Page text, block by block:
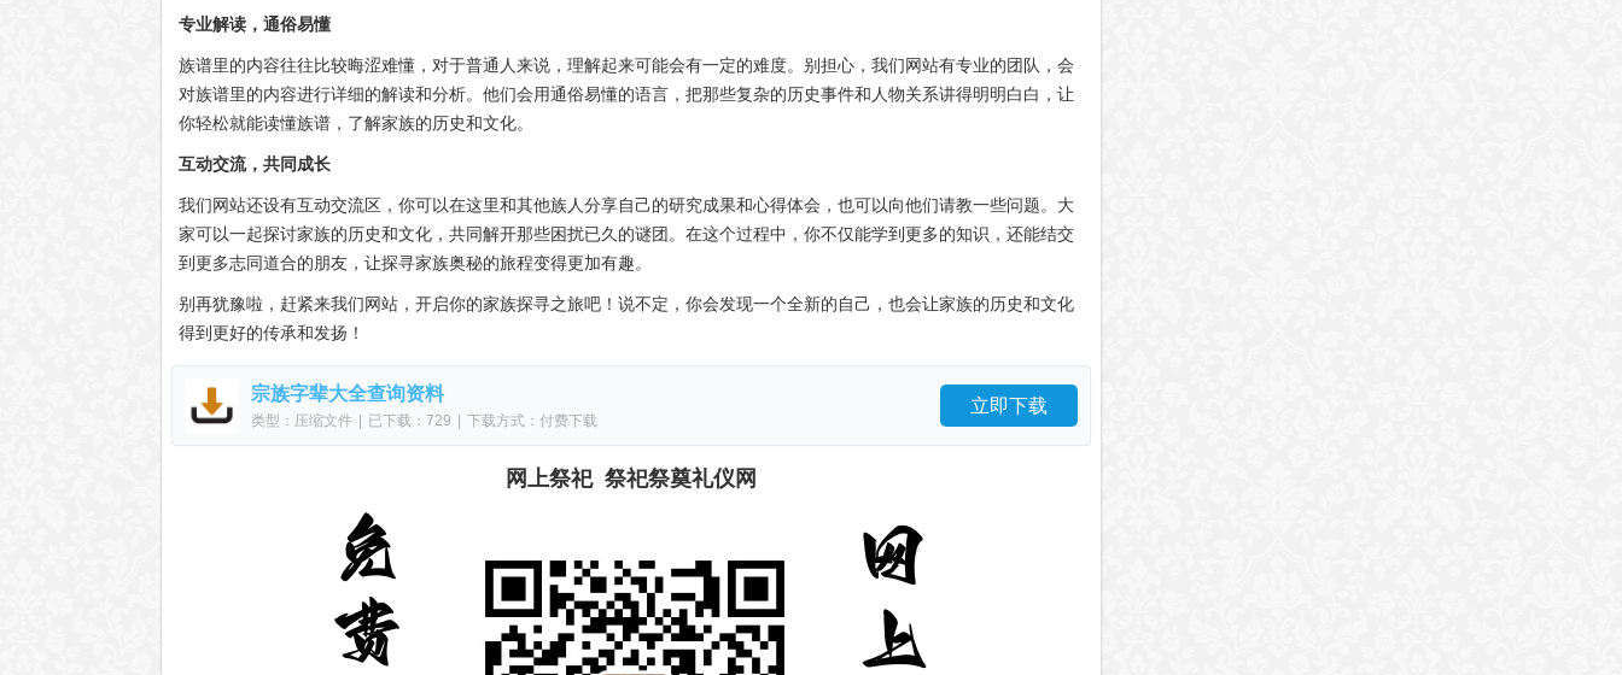
专业解读，通俗易懂
族谱里的内容往往比较晦涩难懂，对于普通人来说，理解起来可能会有一定的难度。别担心，我们网站有专业的团队，会
对族谱里的内容进行详细的解读和分析。他们会用通俗易懂的语言，把那些复杂的历史事件和人物关系讲得明明白白，让
你轻松就能读懂族谱，了解家族的历史和文化。
互动交流，共同成长
我们网站还设有互动交流区，你可以在这里和其他族人分享自己的研究成果和心得体会，也可以向他们请教一些问题。大
家可以一起探讨家族的历史和文化，共同解开那些困扰已久的谜团。在这个过程中，你不仅能学到更多的知识，还能结交
到更多志同道合的朋友，让探寻家族奥秘的旅程变得更加有趣。
别再犹豫啦，赶紧来我们网站，开启你的家族探寻之旅吧！说不定，你会发现一个全新的自己，也会让家族的历史和文化
得到更好的传承和发扬！
宗族字辈大全查询资料
类型：压缩文件 已下载：729 下载方式：付费下载
立即下载
网上祭祀 祭祀祭奠礼仪网